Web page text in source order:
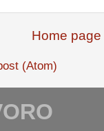
Home page
(Atom)